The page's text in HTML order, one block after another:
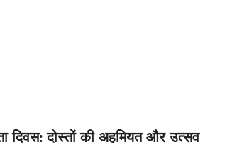
दिवस: दोस्तों की अहमियत और उत्सव